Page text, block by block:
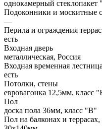
однокамерный стеклопакет
Подоконники и москитные
—
Перила и ограждения
есть
Входная дверь
металлическая, Россия
Входная временная
есть
Потолки, стены
евровагонка 12,5мм, класс
Пол
доска пола 36мм, класс "B"
Пол на балконах и террасах,